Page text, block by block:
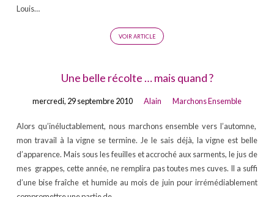
Louis…
VOIR ARTICLE
Une belle récolte … mais quand ?
mercredi, 29 septembre 2010 Alain Marchons Ensemble
Alors qu’inéluctablement, nous marchons ensemble vers l’automne,
mon travail à la vigne se termine. Je le sais déjà, la vigne est belle
d’apparence. Mais sous les feuilles et accroché aux sarments, le jus de
mes grappes, cette année, ne remplira pas toutes mes cuves. Il a suffi
d’une bise fraîche et humide au mois de juin pour irrémédiablement